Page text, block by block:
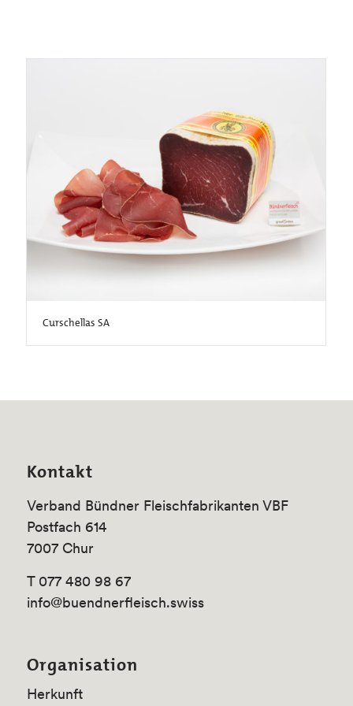
Curschellas SA
Kontakt
Verband Bündner Fleischfabrikanten VBF
Postfach 614
7007 Chur
T 077 480 98 67
info@buendnerfleisch.swiss
Organisation
Herkunft